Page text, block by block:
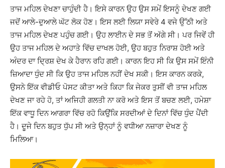
ਤਾਜ ਮਹਿਲ ਦੇਖਣਾ ਚਾਹੁੰਦੀ ਹੈ। ਇਸੇ ਕਾਰਨ ਉਹ ਉਸ ਸਮੇਂ ਇਸਨੂੰ ਦੇਖਣ ਗਈ
ਜਦੋਂ ਆਲੇ-ਦੁਆਲੇ ਘੱਟ ਲੋਕ ਹੋਣ। ਇਸ ਲਈ ਲਿਯਾ ਸਵੇਰੇ 4 ਵਜੇ ਉੱਠੀ ਅਤੇ
ਤਾਜ ਮਹਿਲ ਦੇਖਣ ਪਹੁੰਚ ਗਈ। ਉਹ ਲਾਈਨ ਦੇ ਸਭ ਤੋਂ ਅੱਗੇ ਸੀ। ਪਰ ਜਿਵੇਂ ਹੀ
ਉਹ ਤਾਜ ਮਹਿਲ ਦੇ ਅਹਾਤੇ ਵਿੱਚ ਦਾਖਲ ਹੋਈ, ਉਹ ਬਹੁਤ ਨਿਰਾਸ਼ ਹੋਈ ਅਤੇ
ਅੰਦਰ ਦਾ ਦ੍ਰਿਸ਼ ਦੇਖ ਕੇ ਹੈਰਾਨ ਰਹਿ ਗਈ। ਕਾਰਨ ਇਹ ਸੀ ਕਿ ਉਸ ਸਮੇਂ ਇੰਨੀ
ਜ਼ਿਆਦਾ ਧੁੰਦ ਸੀ ਕਿ ਉਹ ਤਾਜ ਮਹਿਲ ਨਹੀਂ ਦੇਖ ਸਕੀ। ਇਸ ਕਾਰਨ ਕਰਕੇ,
ਉਸਨੇ ਇੱਕ ਵੀਡੀਓ ਪੋਸਟ ਕੀਤਾ ਅਤੇ ਕਿਹਾ ਕਿ ਜੇਕਰ ਤੁਸੀਂ ਵੀ ਤਾਜ ਮਹਿਲ
ਦੇਖਣ ਜਾ ਰਹੇ ਹੋ, ਤਾਂ ਅਜਿਹੀ ਗਲਤੀ ਨਾ ਕਰੋ ਅਤੇ ਇਸ ਤੋਂ ਬਚਣ ਲਈ, ਹਮੇਸ਼ਾ
ਇੱਕ ਵਾਧੂ ਦਿਨ ਆਗਰਾ ਵਿੱਚ ਰਹੋ ਕਿਉਂਕਿ ਸਰਦੀਆਂ ਦੇ ਦਿਨਾਂ ਵਿੱਚ ਧੁੰਦ ਪੈਂਦੀ
ਹੈ। ਦੂਜੇ ਦਿਨ ਬਹੁਤ ਧੁੱਪ ਸੀ ਅਤੇ ਉਨ੍ਹਾਂ ਨੂੰ ਵਧੀਆ ਨਜ਼ਾਰਾ ਦੇਖਣ ਨੂੰ
ਮਿਲਿਆ।